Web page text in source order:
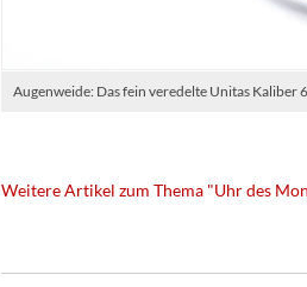
Augenweide: Das fein veredelte Unitas Kaliber
Weitere Artikel zum Thema "Uhr des